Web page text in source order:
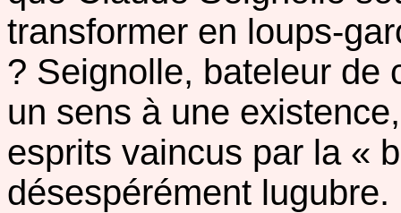
transformer en loups-
? Seignolle, bateleur de
un sens à une
esprits vaincus par la «
désespérément lugubre.